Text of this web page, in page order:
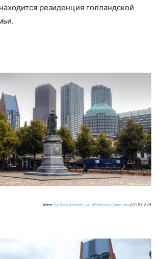
резиденция голландской
Фото: By Rene Mensen, via Wikimedia Commons (CC BY 2.0)